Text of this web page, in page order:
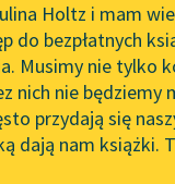
redakcyjne w Oslo
102.
Holtz i mam
do bezpłatnych
Musimy nie tylko
nich nie
przydają się
dają nam książki.
✖ Jerzy